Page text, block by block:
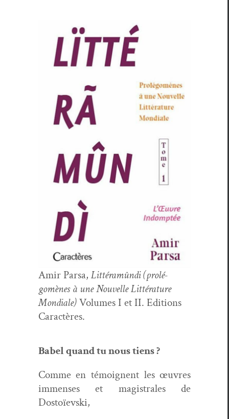
Amir Parsa, Lit­téramûn­di (pro­lé­
gomènes à une Nou­velle Lit­téra­ture
Mon­di­ale)Vol­umes I et II. Edi­tions
Caractères.
Babel quand tu nous tiens ?
Comme en témoignent les œuvres
immenses et magis­trales de
Dostoïevski,